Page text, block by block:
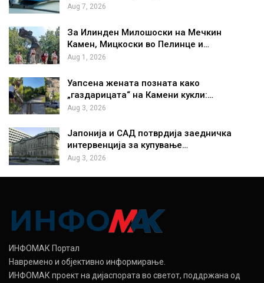
Aug 7, 2026
За Илинден Милошоски на Мечкин
Камен, Мицкоски во Пелинце и…
Aug 1, 2026
Уапсена жената позната како
„газдарицата“ на Камени кукли:…
Aug 3, 2026
Јапонија и САД потврдија заедничка
интервенција за купување…
Aug 3, 2026
ИНФОМАК Портал
Навремено и објективно информирање.
ИНФОМАК проект на дијаспората во светот, поддржана од